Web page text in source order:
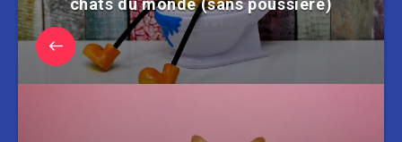
chats du monde (sans poussière)